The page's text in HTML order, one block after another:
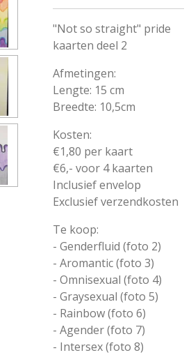
"Not so straight" pride
kaarten deel 2
Afmetingen:
Lengte: 15 cm
Breedte: 10,5cm
Kosten:
€1,80 per kaart
€6,- voor 4 kaarten
Inclusief envelop
Exclusief verzendkosten
Te koop:
- Genderfluid (foto 2)
- Aromantic (foto 3)
- Omnisexual (foto 4)
- Graysexual (foto 5)
- Rainbow (foto 6)
- Agender (foto 7)
- Intersex (foto 8)